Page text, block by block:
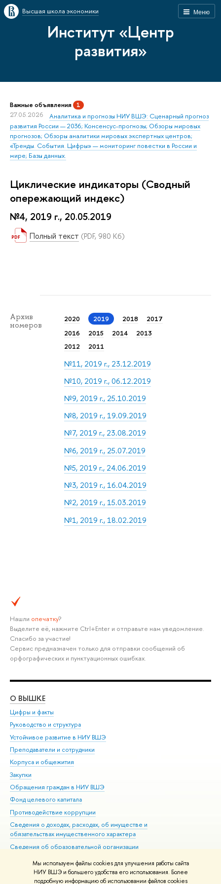
Мы используем файлы cookies для улучшения работы сайта
НИУ ВШЭ и большего удобства его использования. Более
подробную информацию об использовании файлов cookies
Меню
Высшая школа экономики
Институт «Центр
развития»
Важные объявления 1
27.05.2026
Аналитика и прогнозы НИУ ВШЭ: Сценарный прогноз
развития России — 2036; Консенсус-прогнозы; Обзоры мировых
прогнозов; Обзоры аналитики мировых экспертных центров;
«Тренды. События. Цифры» — мониторинг повестки в России и
мире; Базы данных.
Циклические индикаторы (Сводный
опережающий индекс)
№4, 2019 г., 20.05.2019
Полный текст (PDF, 980 Кб)
Архив
номеров
2020 2019 2018
2017
2016
2015 2014
2013
2012
2011
№11, 2019 г., 23.12.2019
№10, 2019 г., 06.12.2019
№9, 2019 г., 25.10.2019
№8, 2019 г., 19.09.2019
№7, 2019 г., 23.08.2019
№6, 2019 г., 25.07.2019
№5, 2019 г., 24.06.2019
№3, 2019 г., 16.04.2019
№2, 2019 г., 15.03.2019
№1, 2019 г., 18.02.2019
Нашли опечатку?
Выделите её, нажмите Ctrl+Enter и отправьте нам уведомление.
Спасибо за участие!
Сервис предназначен только для отправки сообщений об
орфографических и пунктуационных ошибках.
О ВЫШКЕ
Цифры и факты
Руководство и структура
Устойчивое развитие в НИУ ВШЭ
Преподаватели и сотрудники
Корпуса и общежития
Закупки
Обращения граждан в НИУ ВШЭ
Фонд целевого капитала
Противодействие коррупции
Сведения о доходах, расходах, об имуществе и
обязательствах имущественного характера
Сведения об образовательной организации
Людям с ограниченными возможностями здоровья
Единая платежная страница